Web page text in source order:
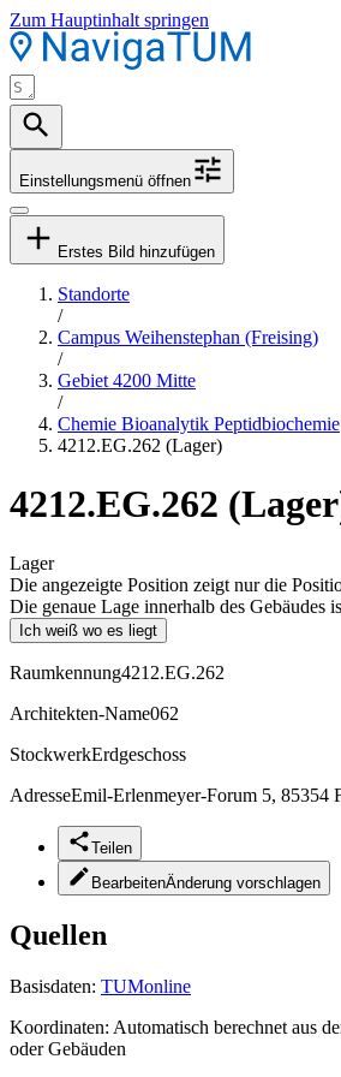
Zum Hauptinhalt springen
Einstellungsmenü öffnen
Erstes Bild hinzufügen
Standorte
/
Campus Weihenstephan (Freising)
/
Gebiet 4200 Mitte
/
Chemie Bioanalytik Peptidbiochemie
4212.EG.262 (Lager)
4212.EG.262
Lager
Die angezeigte Position zeigt nur die
Die genaue Lage innerhalb des Gebäudes
Ich weiß wo es liegt
Raumkennung4212.EG.262
Architekten-Name062
StockwerkErdgeschoss
AdresseEmil-Erlenmeyer-Forum 5, 85354
Teilen
BearbeitenÄnderung vorschlagen
Quellen
Basisdaten: TUMonline
Koordinaten: Automatisch berechnet aus
oder Gebäuden